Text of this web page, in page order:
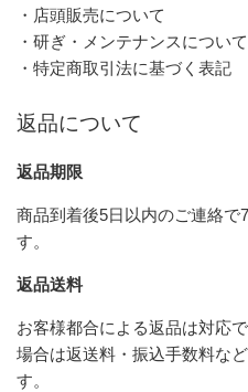
・店頭販売について
・研ぎ・メンテナンスについて
・特定商取引法に基づく表記
返品について
返品期限
商品到着後5日以内のご連絡で
す。
返品送料
お客様都合による返品は対応
場合は返送料・振込手数料な
す。